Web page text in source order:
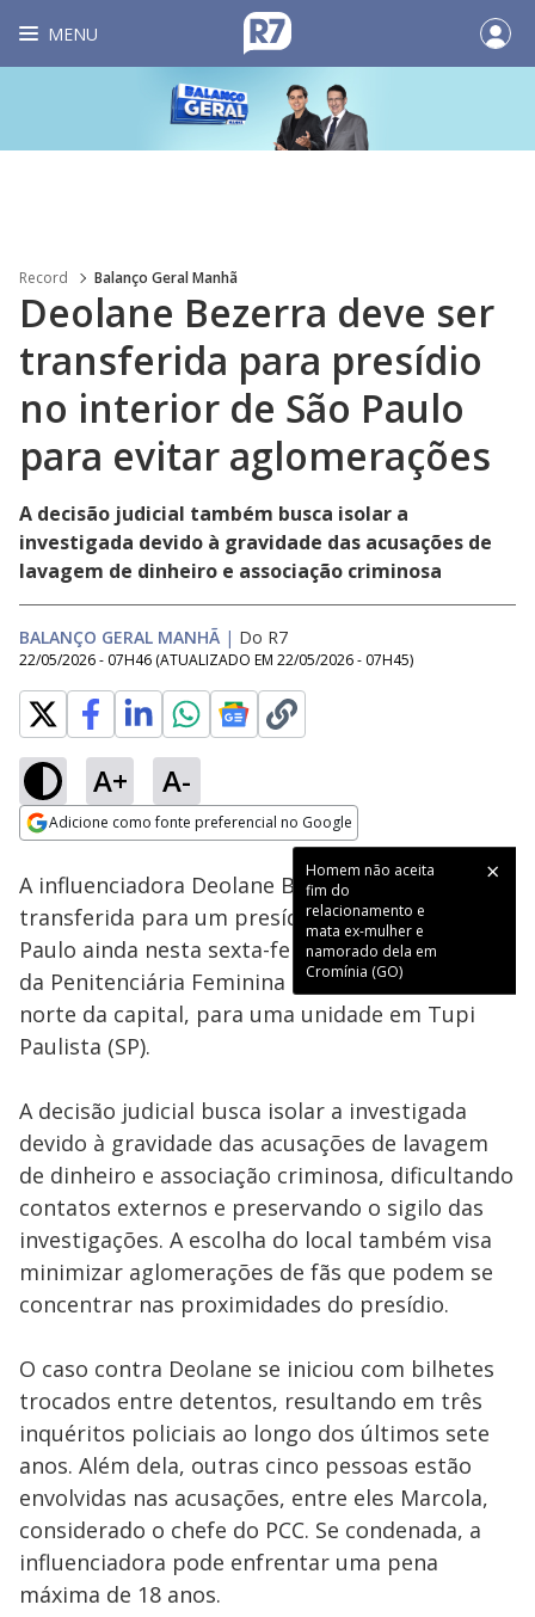
MENU
Record Balanço Geral Manhã
Deolane Bezerra deve ser
transferida para presídio
no interior de São Paulo
para evitar aglomerações
A decisão judicial também busca isolar a
investigada devido à gravidade das acusações de
lavagem de dinheiro e associação criminosa
BALANÇO GERAL MANHÃ | Do R7
22/05/2026 - 07H46 (ATUALIZADO EM 22/05/2026 - 07H45)
A+ A-
Adicione como fonte preferencial no Google
Homem não aceita
fim do
relacionamento e
mata ex-mulher e
namorado dela em
Cromínia (GO)
Ativar
Loaded
28.15%
A influenciadora Deolane Bezerra deve ser
transferida para um presídio no interior de São
Paulo ainda nesta sexta-feira (22). Ela deve sair
da Penitenciária Feminina de Santana, zona
norte da capital, para uma unidade em Tupi
Paulista (SP).
A decisão judicial busca isolar a investigada
devido à gravidade das acusações de lavagem
de dinheiro e associação criminosa, dificultando
contatos externos e preservando o sigilo das
investigações. A escolha do local também visa
minimizar aglomerações de fãs que podem se
concentrar nas proximidades do presídio.
O caso contra Deolane se iniciou com bilhetes
trocados entre detentos, resultando em três
inquéritos policiais ao longo dos últimos sete
anos. Além dela, outras cinco pessoas estão
envolvidas nas acusações, entre eles Marcola,
considerado o chefe do PCC. Se condenada, a
influenciadora pode enfrentar uma pena
máxima de 18 anos.